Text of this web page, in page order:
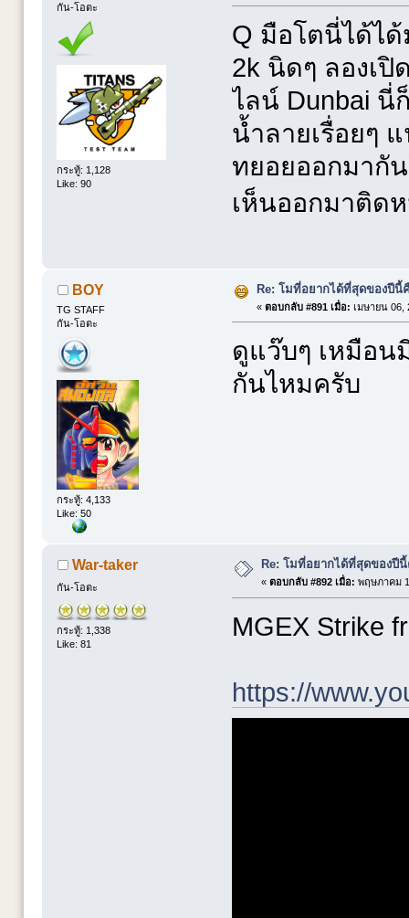
กัน-โอตะ
กระทู้: 1,128
Like: 90
Q มือโตนี่ได้ไ
2k นิดๆ ลองเปิ
ไลน์ Dunbai
น้ำลายเรื่อยๆ
ทยอยออกมากั
เห็นออกมาติด
BOY
TG STAFF
กัน-โอตะ
กระทู้: 4,133
Like: 50
Re: โมที่อยากได้ที่สุดของปีนี้
« ตอบกลับ #891 เมื่อ: เมษายน 06,
ดูแว๊บๆ เหมือน
กันไหมครับ
War-taker
กัน-โอตะ
กระทู้: 1,338
Like: 81
Re: โมที่อยากได้ที่สุดของปี
« ตอบกลับ #892 เมื่อ: พฤษภาคม
MGEX Strike
https://